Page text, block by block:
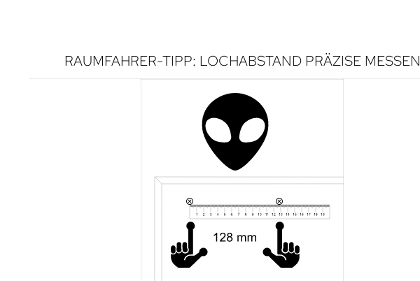
RAUMFAHRER-TIPP: LOCHABSTAND PRÄZISE MESSEN